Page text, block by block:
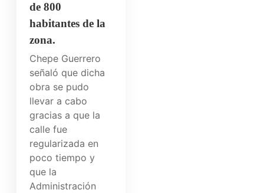
de 800
habitantes de la
zona.
Chepe Guerrero
señaló que dicha
obra se pudo
llevar a cabo
gracias a que la
calle fue
regularizada en
poco tiempo y
que la
Administración